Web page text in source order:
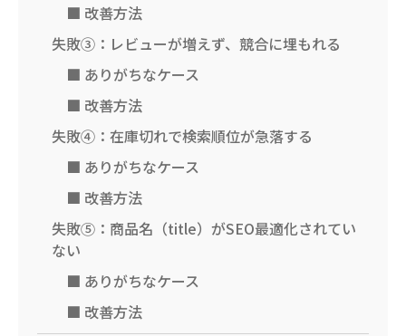
■ 改善方法
失敗③：レビューが増えず、競合に埋もれる
■ ありがちなケース
■ 改善方法
失敗④：在庫切れで検索順位が急落する
■ ありがちなケース
■ 改善方法
失敗⑤：商品名（title）がSEO最適化されてい
ない
■ ありがちなケース
■ 改善方法